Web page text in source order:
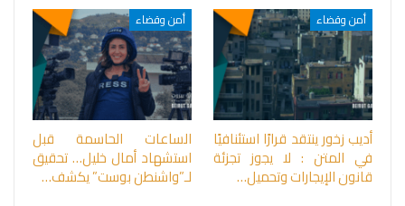
أمن وقضاء
أديب زخور ينتقد قرارًا استئنافيًا
في المتن : لا يجوز تجزئة
قانون الإيجارات وتحميل…
أمن وقضاء
الساعات الحاسمة قبل
استشهاد أمال خليل… تحقيق
لـ”واشنطن بوست” يكشف…